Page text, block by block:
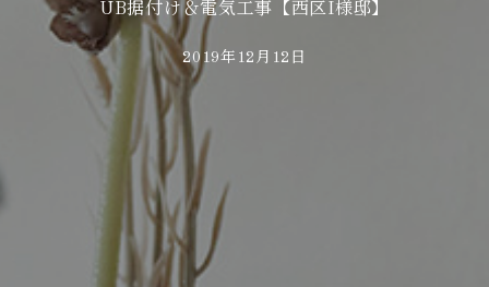
UB据付け＆電気工事【西区I様邸】
2019年12月12日